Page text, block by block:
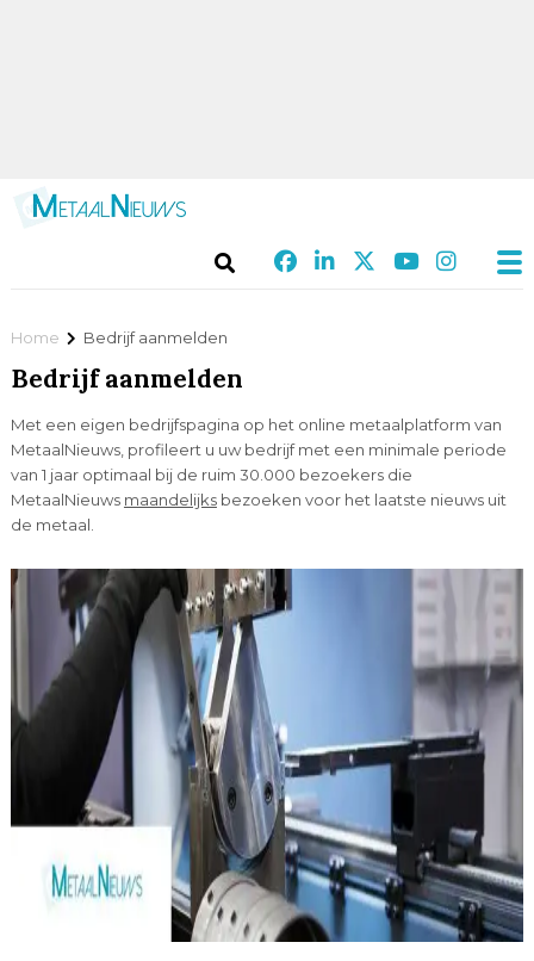
Home Bedrijf aanmelden
Bedrijf aanmelden
Met een eigen bedrijfspagina op het online metaalplatform van
MetaalNieuws, profileert u uw bedrijf met een minimale periode
van 1 jaar optimaal bij de ruim 30.000 bezoekers die
MetaalNieuws maandelijksbezoeken voor het laatste nieuws uit
de metaal.